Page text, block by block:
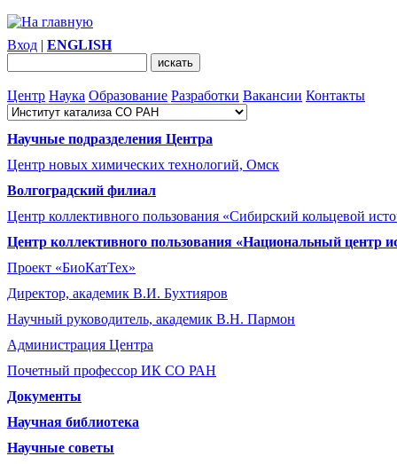
Вход | ENGLISH
Центр Наука Образование Разработки Вакансии Контакты
Научные подразделения Центра
Центр новых химических технологий, Омск
Волгоградский филиал
Центр коллективного пользования «Сибирский кольцевой
Центр коллективного пользования «Национальный центр
Проект «БиоКатТех»
Директор, академик В.И. Бухтияров
Научный руководитель, академик В.Н. Пармон
Администрация Центра
Почетный профессор ИК СО РАН
Документы
Научная библиотека
Научные советы